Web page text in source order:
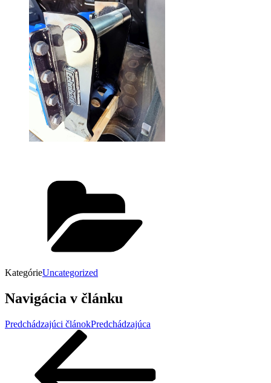
KategórieUncategorized
Navigácia v článku
Predchádzajúci článokPredchádzajúca